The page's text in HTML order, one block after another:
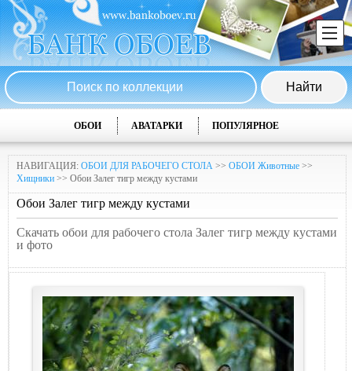
ОБОИ АВАТАРКИ ПОПУЛЯРНОЕ
НАВИГАЦИЯ: ОБОИ ДЛЯ РАБОЧЕГО СТОЛА >> ОБОИ Животные >>
Хищники >> Обои Залег тигр между кyстами
Обои Залег тигр между кyстами
Скачать обои для рабочего стола Залег тигр между кyстами
и фото